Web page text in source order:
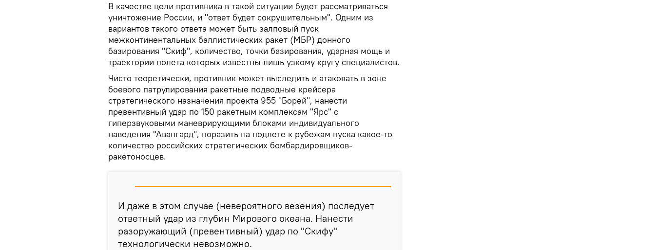
В качестве цели противника в такой ситуации будет рассматриваться
уничтожение России, и "ответ будет сокрушительным". Одним из
вариантов такого ответа может быть залповый пуск
межконтинентальных баллистических ракет (МБР) донного
базирования "Скиф", количество, точки базирования, ударная мощь и
траектории полета которых известны лишь узкому кругу специалистов.
Чисто теоретически, противник может выследить и атаковать в зоне
боевого патрулирования ракетные подводные крейсера
стратегического назначения проекта 955 "Борей", нанести
превентивный удар по 150 ракетным комплексам "Ярс" с
гиперзвуковыми маневрирующими блоками индивидуального
наведения "Авангард", поразить на подлете к рубежам пуска какое-то
количество российских стратегических бомбардировщиков-
ракетоносцев.
И даже в этом случае (невероятного везения) последует
ответный удар из глубин Мирового океана. Нанести
разоружающий (превентивный) удар по "Скифу"
технологически невозможно.